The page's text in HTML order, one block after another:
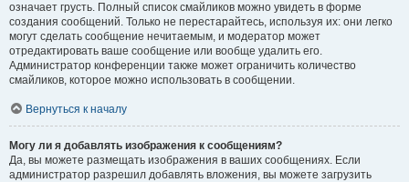
означает грусть. Полный список смайликов можно увидеть в форме
создания сообщений. Только не перестарайтесь, используя их: они легко
могут сделать сообщение нечитаемым, и модератор может
отредактировать ваше сообщение или вообще удалить его.
Администратор конференции также может ограничить количество
смайликов, которое можно использовать в сообщении.
Вернуться к началу
Могу ли я добавлять изображения к сообщениям?
Да, вы можете размещать изображения в ваших сообщениях. Если
администратор разрешил добавлять вложения, вы можете загрузить